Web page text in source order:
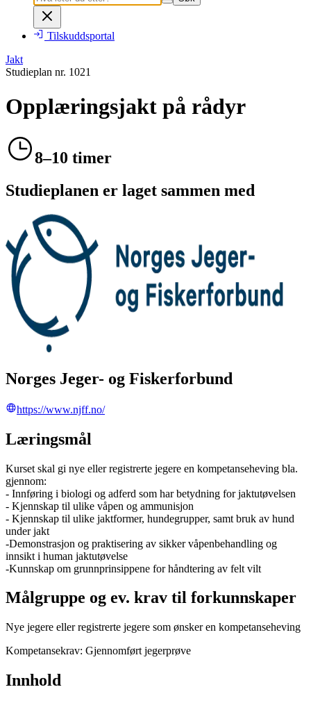
Tilskuddsportal
Jakt
Studieplan nr. 1021
Opplæringsjakt på rådyr
8–10 timer
Studieplanen er laget sammen med
Norges Jeger- og Fiskerforbund
https://www.njff.no/
Læringsmål
Kurset skal gi nye eller registrerte jegere en kompetanseheving bla.
gjennom:
- Innføring i biologi og adferd som har betydning for jaktutøvelsen
- Kjennskap til ulike våpen og ammunisjon
- Kjennskap til ulike jaktformer, hundegrupper, samt bruk av hund
under jakt
-Demonstrasjon og praktisering av sikker våpenbehandling og
innsikt i human jaktutøvelse
-Kunnskap om grunnprinsippene for håndtering av felt vilt
Målgruppe og ev. krav til forkunnskaper
Nye jegere eller registrerte jegere som ønsker en kompetanseheving
Kompetansekrav: Gjennomført jegerprøve
Innhold